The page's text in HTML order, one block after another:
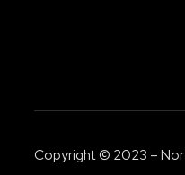
Copyright © 2023 –